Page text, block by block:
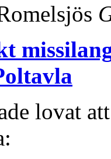
lovat